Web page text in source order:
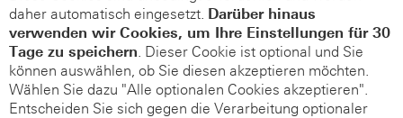
daher automatisch eingesetzt. Darüber hinaus
verwenden wir Cookies, um Ihre Einstellungen für 30
Tage zu speichern. Dieser Cookie ist optional und Sie
können auswählen, ob Sie diesen akzeptieren möchten.
Wählen Sie dazu "Alle optionalen Cookies akzeptieren".
Entscheiden Sie sich gegen die Verarbeitung optionaler